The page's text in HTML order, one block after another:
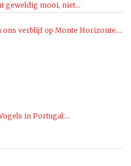
geweldig mooi, niet...
ons verblijf op Monte Horizonte....
in Portugal:…